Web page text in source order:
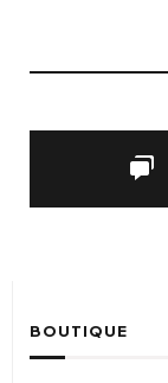
BOUTIQUE